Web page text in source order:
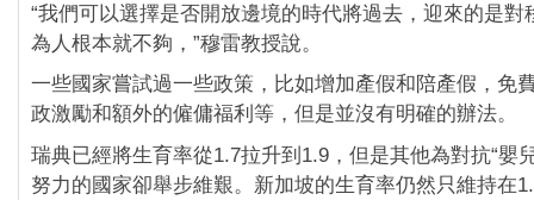
“我們可以選擇是否開放邊境的時代將過去，迎來的是對
為人根本就不夠，”穆雷教授說。
一些國家嘗試過一些政策，比如增加產假和陪產假，免
政激勵和額外的僱傭福利等，但是並沒有明確的辦法。
瑞典已經將生育率從1.7拉升到1.9，但是其他為對抗“嬰
努力的國家卻舉步維艱。新加坡的生育率仍然只維持在